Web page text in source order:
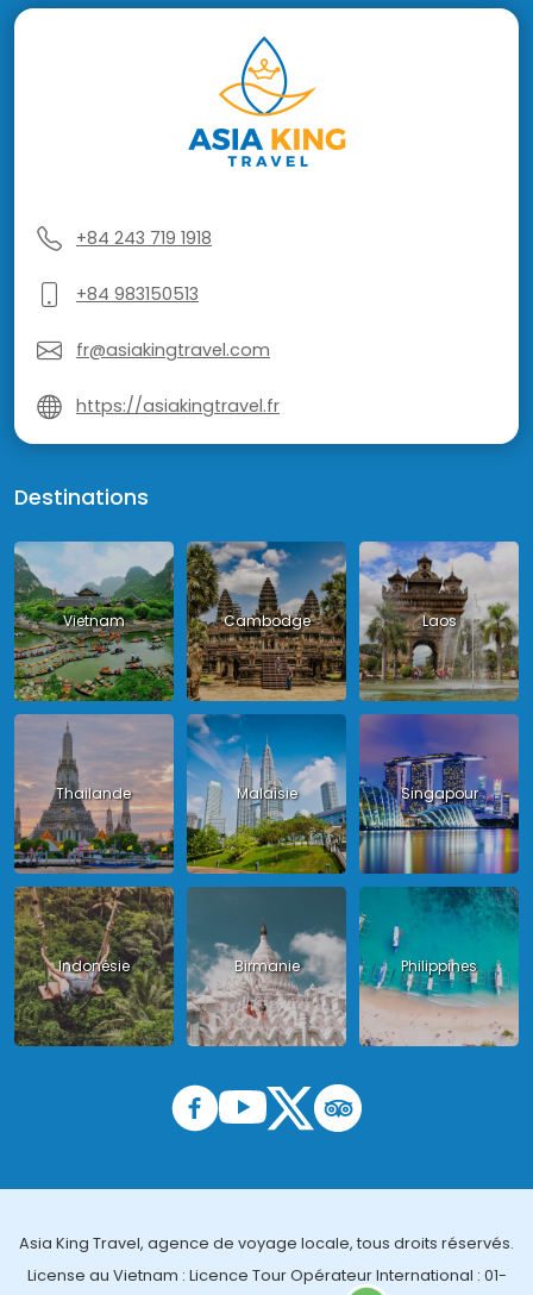
+84 243 719 1918
+84 983150513
fr@asiakingtravel.com
https://asiakingtravel.fr
Destinations
Vietnam Cambodge Laos
Thailande Malaisie Singapour
Indonésie Birmanie Philippines
Asia King Travel, agence de voyage locale, tous droits réservés.
License au Vietnam : Licence Tour Opérateur International : 01-